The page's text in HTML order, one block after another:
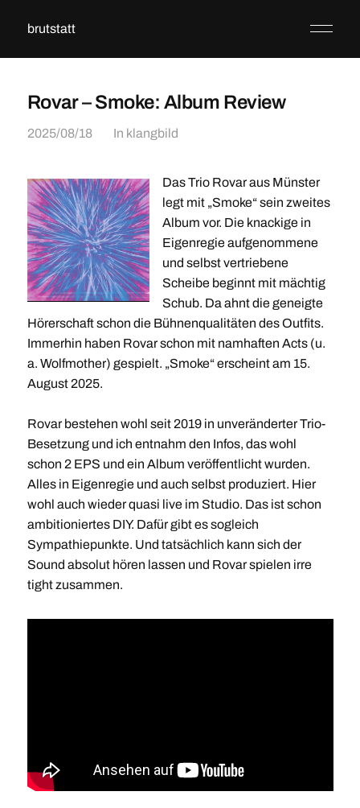
brutstatt
Rovar – Smoke: Album Review
2025/08/18 In klangbild
Das Trio Rovar aus Münster
legt mit „Smoke“ sein zweites
Album vor. Die knackige in
Eigenregie aufgenommene
und selbst vertriebene
Scheibe beginnt mit mächtig
Schub. Da ahnt die geneigte
Hörerschaft schon die Bühnenqualitäten des Outfits.
Immerhin haben Rovar schon mit namhaften Acts (u.
a. Wolfmother) gespielt. „Smoke“ erscheint am 15.
August 2025.
Rovar bestehen wohl seit 2019 in unveränderter Trio-
Besetzung und ich entnahm den Infos, das wohl
schon 2 EPS und ein Album veröffentlicht wurden.
Alles in Eigenregie und auch selbst produziert. Hier
wohl auch wieder quasi live im Studio. Das ist schon
ambitioniertes DIY. Dafür gibt es sogleich
Sympathiepunkte. Und tatsächlich kann sich der
Sound absolut hören lassen und Rovar spielen irre
tight zusammen.